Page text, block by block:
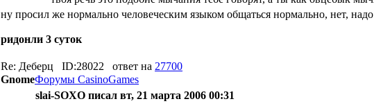
ну просил же нормально человеческим языком общаться нормально, нет,
ридонли 3 суток
Re: Деберц ID:28022 ответ на 27700
GnomeФорумы CasinoGames
slai-SOXO писал вт, 21 марта 2006 00:31